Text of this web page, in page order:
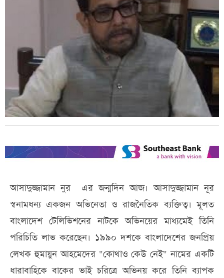
আসাদুজ্জামান নুর এর জন্মদিন আজ। আসাদুজ্জামান নূর
স্বনামধন্য একজন অভিনেতা ও রাজনৈতিক ব্যক্তিত্ব। মূলত
বাংলাদেশ টেলিভিশনের নাটকে অভিনয়ের মাধ্যমেই তিনি
পরিচিতি লাভ করেছেন। ১৯৯০ দশকে বাংলাদেশের জনপ্রিয়
লেখক হুমায়ুন আহমেদের "কোথাও কেউ নেই" নামের একটি
ধারাবাহিকে বাকের ভাই চরিত্রে অভিনয় করে তিনি ব্যাপক